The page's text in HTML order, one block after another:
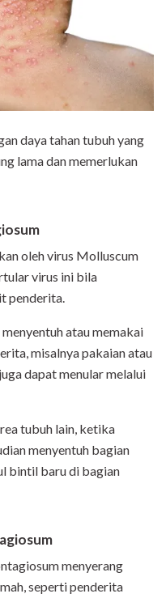
daya tahan tubuh yang
lama dan memerlukan
oleh virus Molluscum
virus ini bila
penderita.
atau memakai
misalnya pakaian atau
dapat menular melalui
tubuh lain, ketika
menyentuh bagian
bintil baru di bagian
menyerang
seperti penderita